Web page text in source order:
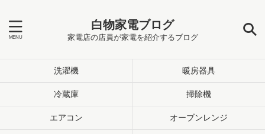
白物家電ブログ
家電店の店員が家電を紹介するブログ
洗濯機 暖房器具
冷蔵庫 掃除機
エアコン オーブンレンジ